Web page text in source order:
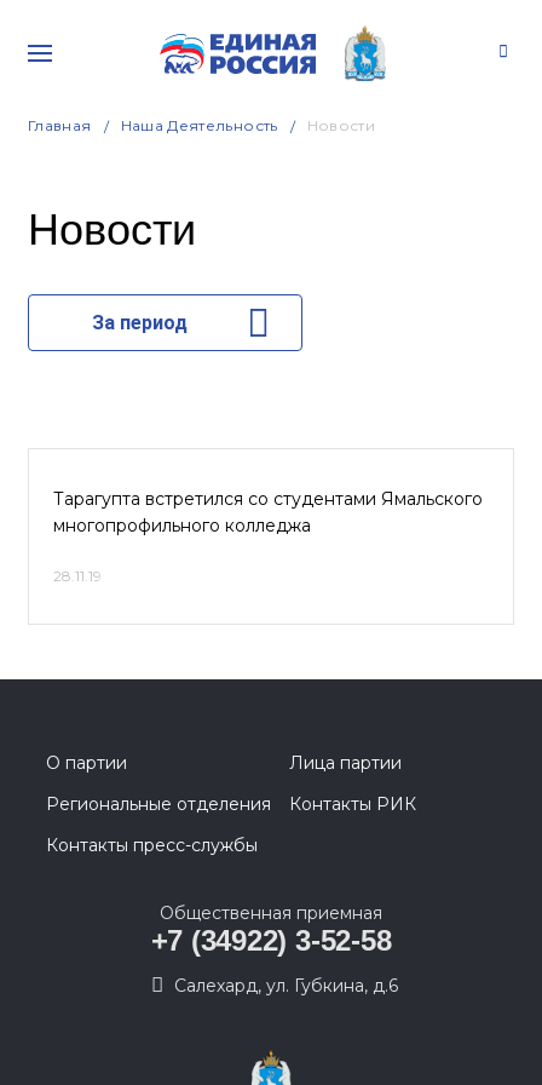
Главная Наша Деятельность Новости
Новости
За период
Тарагупта встретился со студентами Ямальского
многопрофильного колледжа
28.11.19
О партии
Лица партии
Региональные отделения
Контакты РИК
Контакты пресс-службы
Общественная приемная
+7 (34922) 3-52-58
Салехард, ул. Губкина, д.6